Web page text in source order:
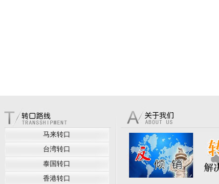
马来转口
台湾转口
泰国转口
香港转口